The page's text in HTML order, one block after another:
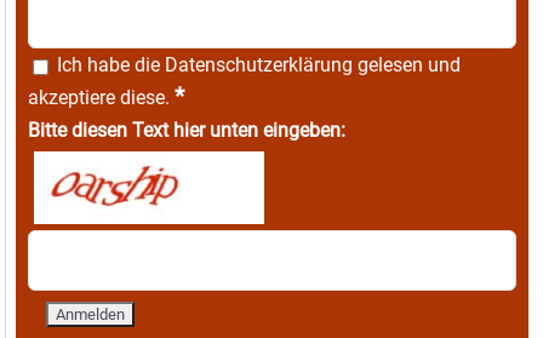
Ich habe die Datenschutzerklärung gelesen und
akzeptiere diese. *
Bitte diesen Text hier unten eingeben: